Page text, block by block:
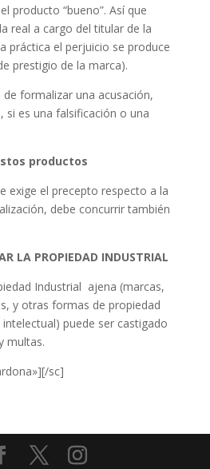
producto “bueno”. Así que
real a cargo del titular de la
práctica el perjuicio se produce
prestigio de la marca).
formalizar una acusación,
si es una falsificación o una
productos
exige el precepto respecto a la
debe concurrir también
LA PROPIEDAD INDUSTRIAL
Industrial ajena (marcas,
y otras formas de propiedad
puede ser castigado
multas.
sc]